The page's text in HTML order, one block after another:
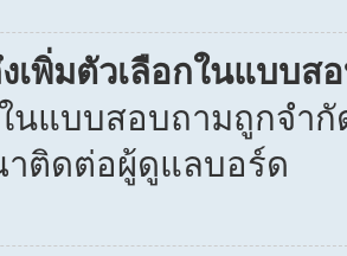
เพิ่มตัวเลือกในแบบส
นแบบสอบถามถูกจำ
าติดต่อผู้ดูแลบอร์ด